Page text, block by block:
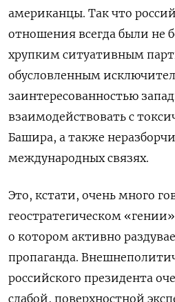
американцы. Так что
отношения всегда были не
хрупким ситуативным
обусловленным
заинтересованностью
взаимодействовать с
Башира, а также
международных связях.
Это, кстати, очень много
геостратегическом
о котором активно
пропаганда.
российского президента
слабой, поверхностной